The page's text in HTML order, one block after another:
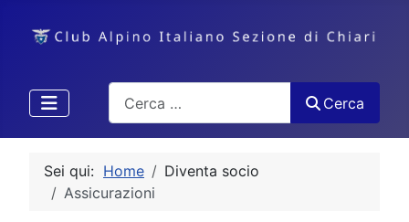
Cerca
Sei qui: Home
Diventa socio
Assicurazioni